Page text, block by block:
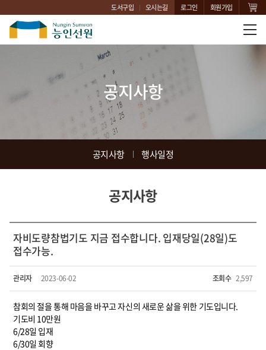
도서구입 오시는길 로그인 회원가입
공지사항
공지사항 행사일정
공지사항
자비도량참법기도 지금 접수합니다. 입재당일(28일)도
접수가능.
관리자 2023-06-02 조회수 2,597
참회의 절을 통해 마음을 바꾸고 자신의 새로운 삶을 위한 기도입니다.
기도비 10만원
6/28일 입재
6/30일 회향